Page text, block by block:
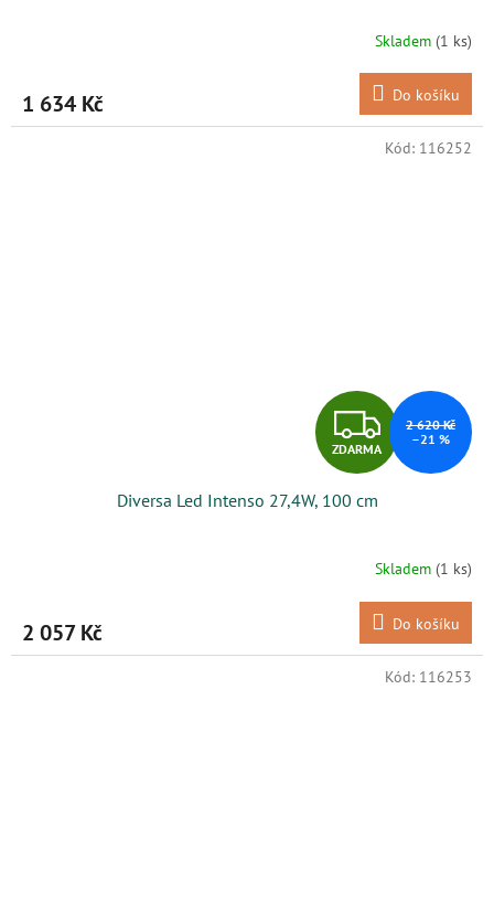
R
M
A
Skladem (1 ks)
1 634 Kč Do košíku
Z
D
R
M
A
ZDARMA
2 620 Kč
–21 %
Diversa Led Intenso 27,4W, 100 cm
Skladem (1 ks)
2 057 Kč Do košíku
Kód: 116252
Kód: 116253